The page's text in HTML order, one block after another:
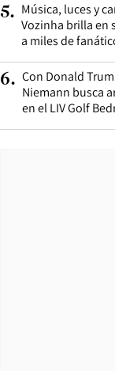
5. Música, luces y
Vozinha brilla en
a miles de
6. Con Donald
Niemann busca
en el LIV Golf